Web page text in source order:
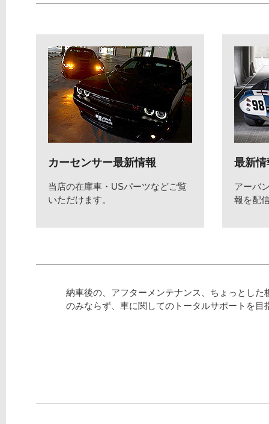
カーセンサー最新情報
当店の在庫車・USパーツなどご覧
いただけます。
最新情
アーバ
報を配
納車後の、アフターメンテナンス、ちょっとした
のみならず、車に関してのトータルサポートを目